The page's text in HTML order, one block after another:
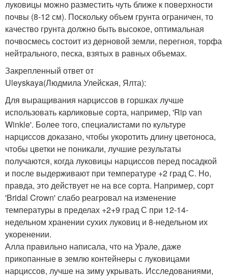
луковицы можно разместить чуть ближе к поверхности
почвы (8-12 см). Поскольку объем грунта ограничен, то
качество грунта должно быть высокое, оптимальная
почвосмесь состоит из дерновой земли, перегноя, торфа
нейтрального, песка, взятых в равных объемах.
Закрепленный ответ от
Uleyskaya(Людмила Улейская, Ялта):
Для выращивания нарциссов в горшках лучше
использовать карликовые сорта, например, 'Rip van
Winkle'. Более того, специалистами по культуре
нарциссов доказано, чтобы укоротить длину цветоноса,
чтобы цветки не поникали, лучшие результаты
получаются, когда луковицы нарциссов перед посадкой
и после выдерживают при температуре +2 град С. Но,
правда, это действует не на все сорта. Например, сорт
'Bridal Crown' слабо реагровал на изменение
температуры в пределах +2+9 град С при 12-14-
недельном хранении сухих луковиц и 8-недельном их
укоренении.
Алла правильно написала, что на Урале, даже
прикопанные в землю контейнеры с луковицами
нарциссов, лучше на зиму укрывать. Исследованиями,